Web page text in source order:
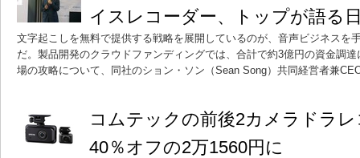
イスレコーダー、トップが語る
文字起こしを無料で提供する戦略を展開しているのが、音声ビジネスを
だ。製品開発のクラウドファンディングでは、合計で約3億円の資金調
場の攻略について、同社のション・ソン（Sean Song）共同経営者兼
コムテックの前後2カメラドラ
40％オフの2万1560円に